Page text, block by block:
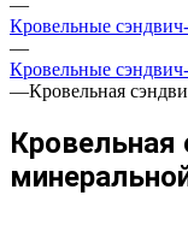
—
Кровельные
—
Кровельные
—Кровельная
Кровельная